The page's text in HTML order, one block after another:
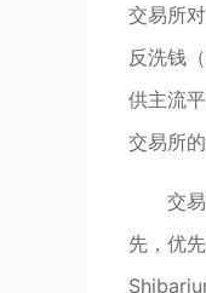
交易所
反洗钱
供主流
交易所
交
先，优